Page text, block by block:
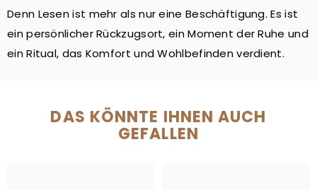
Denn Lesen ist mehr als nur eine Beschäftigung. Es ist
ein persönlicher Rückzugsort, ein Moment der Ruhe und
ein Ritual, das Komfort und Wohlbefinden verdient.
DAS KÖNNTE IHNEN AUCH
GEFALLEN